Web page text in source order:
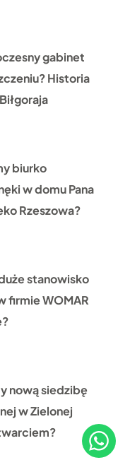
gabinet
Historia
biurko
w domu Pana
Rzeszowa?
stanowisko
firmie WOMAR
nową siedzibę
w Zielonej